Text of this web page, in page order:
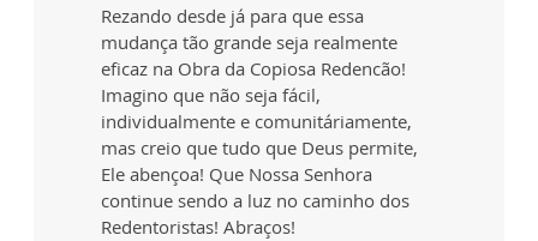
Rezando desde já para que essa
mudança tão grande seja realmente
eficaz na Obra da Copiosa Redencão!
Imagino que não seja fácil,
individualmente e comunitáriamente,
mas creio que tudo que Deus permite,
Ele abençoa! Que Nossa Senhora
continue sendo a luz no caminho dos
Redentoristas! Abraços!